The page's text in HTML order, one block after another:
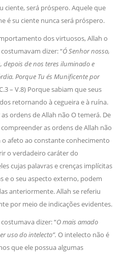
ciente, será próspero. Aquele que
é su ciente nunca será próspero.
dos virtuosos, Allah o
dizer: “Ó Senhor nosso,
depois de nos teres iluminado e
Porque Tu és Munificente por
– V.8) Porque sabiam que seus
retornando à cegueira e à ruína.
ordens de Allah não O temerá. De
as ordens de Allah não
o afeto ao constante conhecimento
o verdadeiro caráter do
cujas palavras e crenças implícitas
e o seu aspecto externo, podem
anteriormente. Allah se referiu
por meio de indicações evidentes.
dizer: “O mais amado
uso do intelecto”. O intelecto não é
que ele possua algumas